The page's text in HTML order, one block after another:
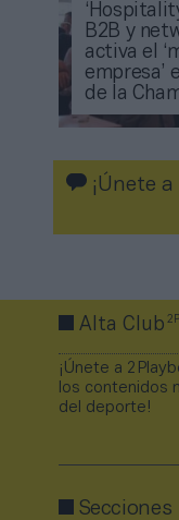
B2B y
activa el
empresa’
de la
¡Únete
Alta Club2P
¡Únete a
los contenidos
del deporte!
Secciones